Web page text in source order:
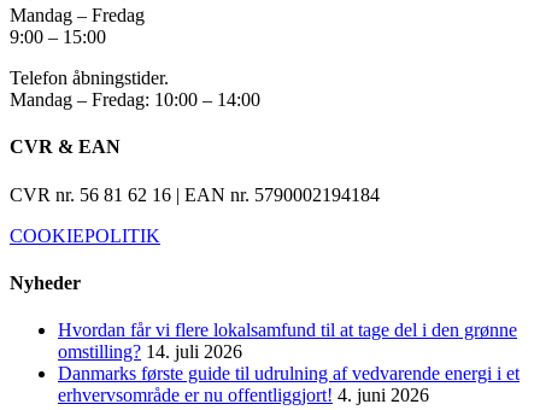
Mandag – Fredag
9:00 – 15:00
Telefon åbningstider.
Mandag – Fredag: 10:00 – 14:00
CVR & EAN
CVR nr. 56 81 62 16 | EAN nr. 5790002194184
COOKIEPOLITIK
Nyheder
Hvordan får vi flere lokalsamfund til at tage del i den grønne
omstilling? 14. juli 2026
Danmarks første guide til udrulning af vedvarende energi i et
erhvervsområde er nu offentliggjort! 4. juni 2026